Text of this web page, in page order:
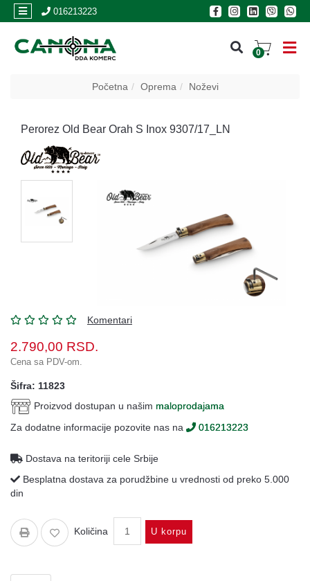
016213223
0
Početna Oprema Noževi
Perorez Old Bear Orah S Inox 9307/17_LN
Komentari
2.790,00 RSD.
Cena sa PDV-om.
Šifra: 11823
Proizvod dostupan u našim maloprodajama
Za dodatne informacije pozovite nas na
016213223
Dostava na teritoriji cele Srbije
Besplatna dostava za porudžbine u vrednosti od preko 5.000
din
Količina U korpu